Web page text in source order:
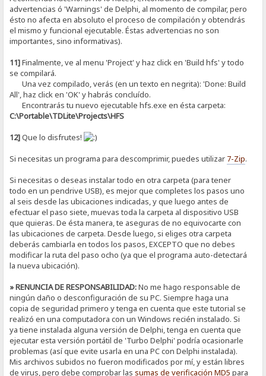
advertencias ó 'Warnings' de Delphi, al momento de compilar, pero
ésto no afecta en absoluto el proceso de compilación y obtendrás
el mismo y funcional ejecutable. Éstas advertencias no son
importantes, sino informativas).
11]Finalmente, ve al menu 'Project' y haz click en 'Build hfs' y todo
se compilará.
Una vez compilado, verás (en un texto en negrita): 'Done: Build
All', haz click en 'OK' y habrás concluído.
Encontrarás tu nuevo ejecutable hfs.exe en ésta carpeta:
C:\Portable\TDLite\Projects\HFS
12]Que lo disfrutes!
Si necesitas un programa para descomprimir, puedes utilizar 7-Zip.
Si necesitas o deseas instalar todo en otra carpeta (para tener
todo en un pendrive USB), es mejor que completes los pasos uno
al seis desde las ubicaciones indicadas, y que luego antes de
efectuar el paso siete, muevas toda la carpeta al dispositivo USB
que quieras. De ésta manera, te aseguras de no equivocarte con
las ubicaciones de carpeta. Desde luego, si eliges otra carpeta
deberás cambiarla en todos los pasos, EXCEPTO que no debes
modificar la ruta del paso ocho (ya que el programa auto-detectará
la nueva ubicación).
» RENUNCIA DE RESPONSABILIDAD:No me hago responsable de
ningún daño o desconfiguración de su PC. Siempre haga una
copia de seguridad primero y tenga en cuenta que este tutorial se
realizó en una computadora con un Windows recién instalado. Si
ya tiene instalada alguna versión de Delphi, tenga en cuenta que
ejecutar esta versión portátil de 'Turbo Delphi' podría ocasionarle
problemas (así que evite usarla en una PC con Delphi instalada).
Mis archivos subidos no fueron modificados por mí, y están libres
de virus, pero debe comprobar lassumas de verificación MD5 para